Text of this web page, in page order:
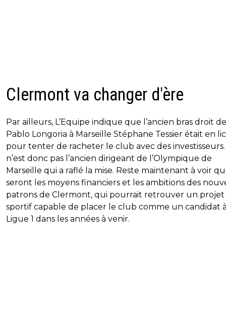
Clermont va changer d'ère
Par ailleurs, L’Equipe indique que l’ancien bras droit de
Pablo Longoria à Marseille Stéphane Tessier était en
pour tenter de racheter le club avec des investisseurs.
n’est donc pas l’ancien dirigeant de l’Olympique de
Marseille qui a raflé la mise. Reste maintenant à voir
seront les moyens financiers et les ambitions des
patrons de Clermont, qui pourrait retrouver un projet
sportif capable de placer le club comme un candidat
Ligue 1 dans les années à venir.